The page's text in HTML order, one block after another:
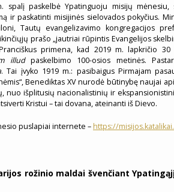
spalį paskelbė Ypatinguoju misijų
ir paskatinti misijinės sielovados pokyčius.
Tautų evangelizavimo kongregacijos
prašo „jautriai rūpintis Evangelijos
primena, kad 2019 m. lapkričio
illudpaskelbimo 100-osios metinės.
. Tai įvyko 1919 m.: pasibaigus Pirmajam
Benediktas XV nurodė būtinybę naujai
nuo išplitusių nacionalistinių ir
Kristui – tai dovana, ateinanti iš Dievo.
puslapiai internete – https://
rožinio maldai švenčiant